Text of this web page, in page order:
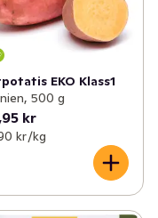
EKO Klass1
500 g
kr
kr /kg